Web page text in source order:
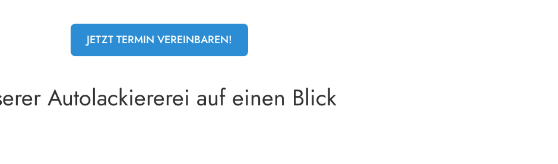
JETZT TERMIN VEREINBAREN!
Autolackiererei auf einen Blick